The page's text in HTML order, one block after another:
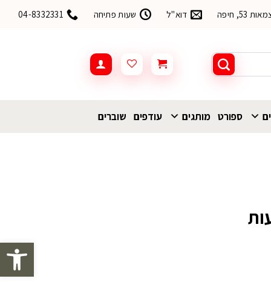
פתח
חיפה דוא"ל שעות פתיחה 04-8332331
ספורט מותגים עודפים שוברים